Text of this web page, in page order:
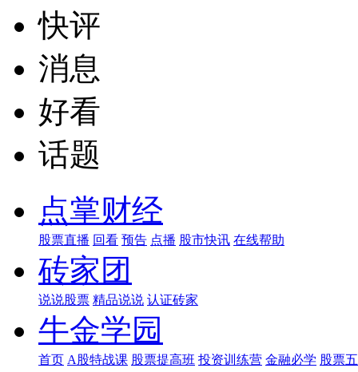
快评
消息
好看
话题
点掌财经
股票直播 回看 预告 点播 股市快讯 在线帮助
砖家团
说说股票 精品说说 认证砖家
牛金学园
首页 A股特战课 股票提高班 投资训练营 金融必学 股票